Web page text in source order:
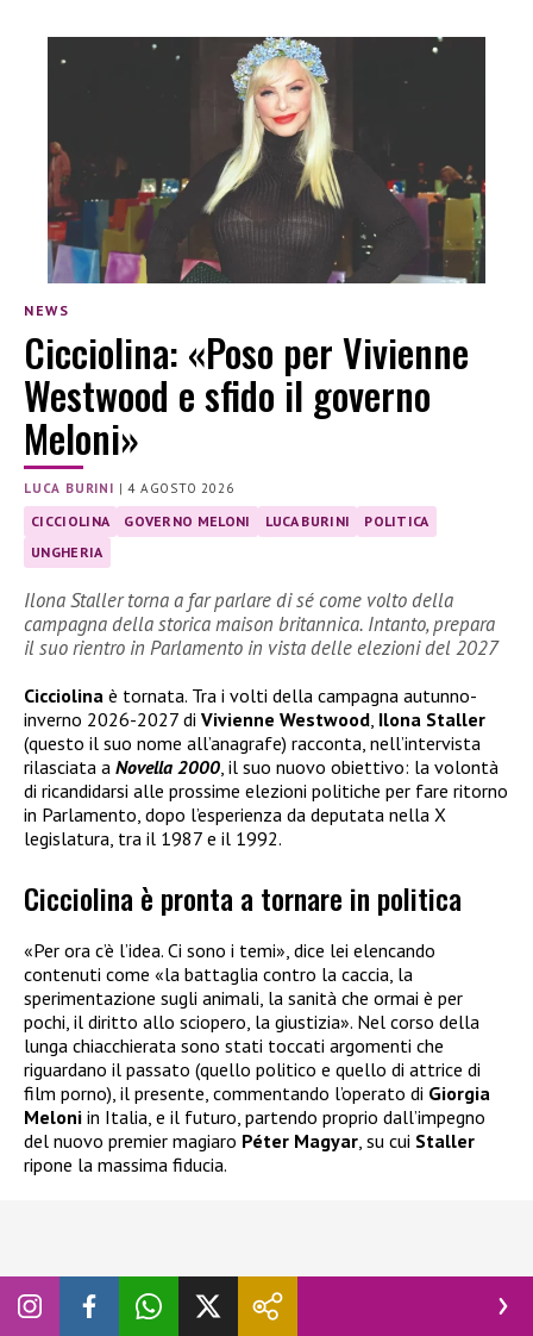
NEWS
Cicciolina: «Poso per Vivienne
Westwood e sfido il governo
Meloni»
LUCA BURINI |4 AGOSTO 2026
CICCIOLINA GOVERNO MELONI LUCA BURINI
POLITICA
UNGHERIA
Ilona Staller torna a far parlare di sé come volto della
campagna della storica maison britannica. Intanto, prepara
il suo rientro in Parlamento in vista delle elezioni del 2027
Cicciolina è tornata. Tra i volti della campagna autunno-
inverno 2026-2027 di Vivienne Westwood Ilona Staller
(questo il suo nome all’anagrafe) racconta, nell’intervista
rilasciata a Novella 2000 , il suo nuovo obiettivo: la volontà
di ricandidarsi alle prossime elezioni politiche per fare ritorno
in Parlamento, dopo l’esperienza da deputata nella X
legislatura, tra il 1987 e il 1992.
Cicciolina è pronta a tornare in politica
«Per ora c’è l’idea. Ci sono i temi», dice lei elencando
contenuti come «la battaglia contro la caccia, la
sperimentazione sugli animali, la sanità che ormai è per
pochi, il diritto allo sciopero, la giustizia». Nel corso della
lunga chiacchierata sono stati toccati argomenti che
riguardano il passato (quello politico e quello di attrice di
film porno), il presente, commentando l’operato di Giorgia
Meloni in Italia, e il futuro, partendo proprio dall’impegno
del nuovo premier magiaro Péter Magyar, su cui Staller
ripone la massima fiducia.